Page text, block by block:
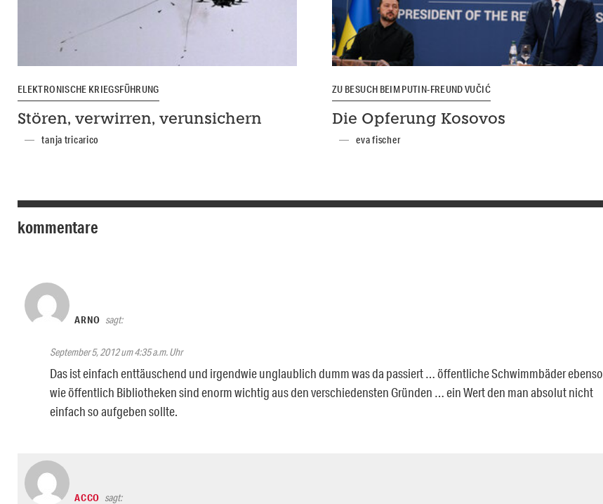
ELEKTRONISCHE KRIEGSFÜHRUNG
Stören, verwirren, verunsichern
tanja tricarico
ZU BESUCH BEIM PUTIN-FREUND VUČIĆ
Die Opferung Kosovos
eva fischer
kommentare
ARNO sagt:
September 5, 2012 um 4:35 a.m. Uhr
Das ist einfach enttäuschend und irgendwie unglaublich dumm was da passiert … öffentliche Schwimmbäder ebenso
wie öffentlich Bibliotheken sind enorm wichtig aus den verschiedensten Gründen … ein Wert den man absolut nicht
einfach so aufgeben sollte.
ACCO sagt: